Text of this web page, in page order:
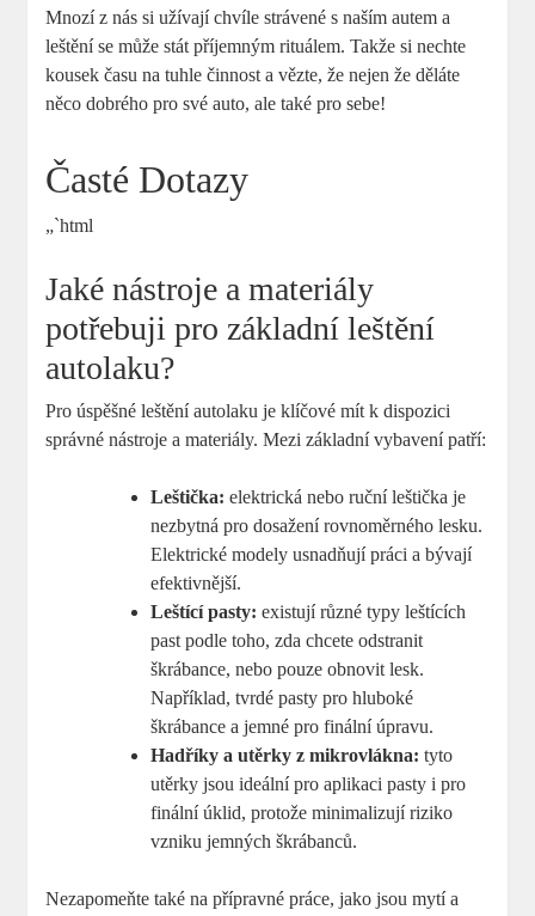
Mnozí z nás si užívají chvíle strávené s naším autem a
leštění se může stát příjemným rituálem. Takže si nechte
kousek času na tuhle činnost a vězte, že nejen že děláte
něco dobrého pro své auto, ale také pro sebe!
Časté Dotazy
„`html
Jaké nástroje a materiály
potřebuji pro základní leštění
autolaku?
Pro úspěšné leštění autolaku je klíčové mít k dispozici
správné nástroje a materiály. Mezi základní vybavení patří:
Leštička: elektrická nebo ruční leštička je
nezbytná pro dosažení rovnoměrného lesku.
Elektrické modely usnadňují práci a bývají
efektivnější.
Leštící pasty: existují různé typy leštících
past podle toho, zda chcete odstranit
škrábance, nebo pouze obnovit lesk.
Například, tvrdé pasty pro hluboké
škrábance a jemné pro finální úpravu.
Hadříky a utěrky z mikrovlákna: tyto
utěrky jsou ideální pro aplikaci pasty i pro
finální úklid, protože minimalizují riziko
vzniku jemných škrábanců.
Nezapomeňte také na přípravné práce, jako jsou mytí a